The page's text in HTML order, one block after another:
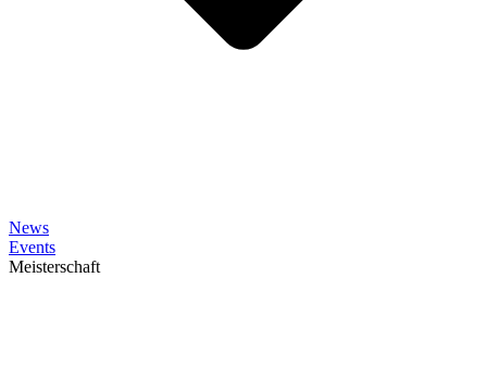
News
Events
Meisterschaft